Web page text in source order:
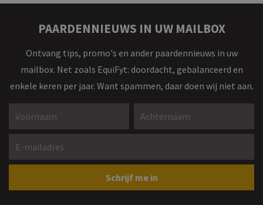
PAARDENNIEUWS IN UW MAILBOX
Ontvang tips, promo's en ander paardennieuws in uw
mailbox. Net zoals EquiFyt: doordacht, gebalanceerd en
enkele keren per jaar. Want spammen, daar doen wij niet aan.
Gelieve dit veld leeg te laten
Schrijf me in